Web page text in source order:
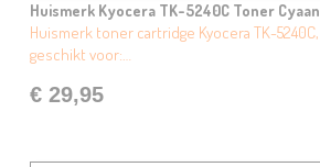
Huismerk Kyocera TK-5240C Toner Cyaan
Huismerk toner cartridge Kyocera TK-5240C,
geschikt voor:…
€ 29,95